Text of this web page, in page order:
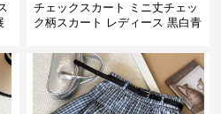
チェックスカート ミニ丈チェッ
ク柄スカート レディース 黒白青